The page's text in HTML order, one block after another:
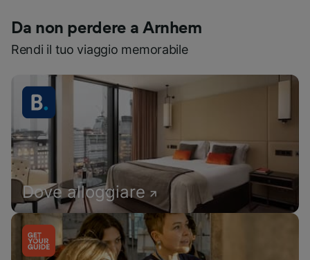
Da non perdere a Arnhem
Rendi il tuo viaggio memorabile
Dove alloggiare